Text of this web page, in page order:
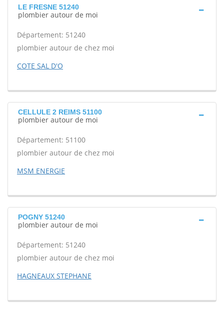
LE FRESNE 51240
plombier autour de moi
Département: 51240
plombier autour de chez moi
COTE SAL D'O
CELLULE 2 REIMS 51100
plombier autour de moi
Département: 51100
plombier autour de chez moi
MSM ENERGIE
POGNY 51240
plombier autour de moi
Département: 51240
plombier autour de chez moi
HAGNEAUX STEPHANE